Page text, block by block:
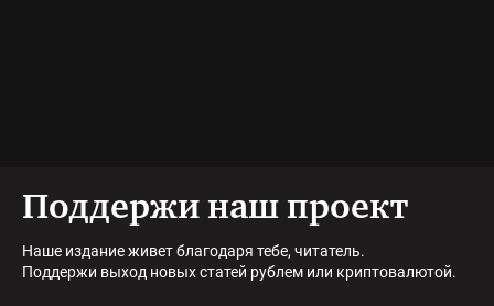
Поддержи наш проект
Наше издание живет благодаря тебе, читатель.
Поддержи выход новых статей рублем или криптовалютой.